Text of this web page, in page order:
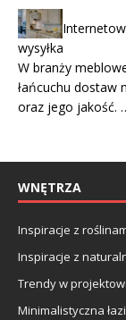
wysyłka
W branży
łańcuchu dostaw
oraz jego jakość.
WNĘTRZA
Inspiracje z
Inspiracje z
Trendy w
Minimalistyczna